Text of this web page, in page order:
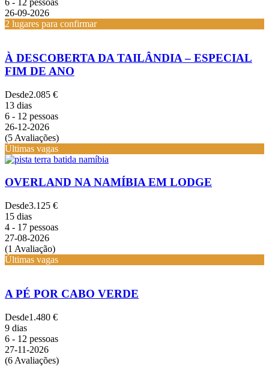
6 - 12 pessoas
26-09-2026
2 lugares para confirmar
À DESCOBERTA DA TAILÂNDIA – ESPECIAL
FIM DE ANO
Desde2.085 €
13 dias
6 - 12 pessoas
26-12-2026
(5 Avaliações)
Últimas vagas
OVERLAND NA NAMÍBIA EM LODGE
Desde3.125 €
15 dias
4 - 17 pessoas
27-08-2026
(1 Avaliação)
Últimas vagas
A PÉ POR CABO VERDE
Desde1.480 €
9 dias
6 - 12 pessoas
27-11-2026
(6 Avaliações)